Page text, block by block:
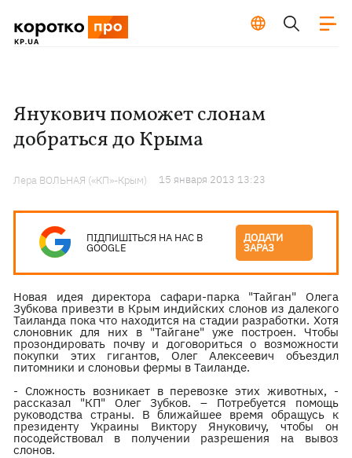
Янукович поможет слонам
добраться до Крыма
Лера ВОЛЬНАЯ («КП»-Крым) 15 января 2013 13:23
ПІДПИШІТЬСЯ НА НАС В
GOOGLE
ДОДАТИ
ЗАРАЗ
Новая идея директора сафари-парка "Тайган" Олега
Зубкова привезти в Крым индийских слонов из далекого
Таиланда пока что находится на стадии разработки. Хотя
слоновник для них в "Тайгане" уже построен. Чтобы
прозондировать почву и договориться о возможности
покупки этих гигантов, Олег Алексеевич объездил
питомники и слоновьи фермы в Таиланде.
- Сложность возникает в перевозке этих животных, -
рассказал "КП" Олег Зубков. – Потребуется помощь
руководства страны. В ближайшее время обращусь к
президенту Украины Виктору Януковичу, чтобы он
посодействовал в получении разрешения на вывоз
слонов.